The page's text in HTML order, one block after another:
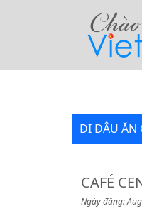
ĐI ĐÂU ĂN
CAFÉ
Ngày đăng: